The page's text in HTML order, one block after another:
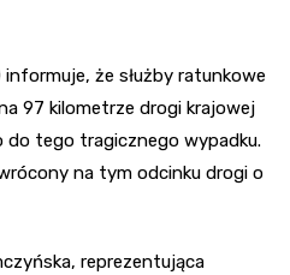
że służby ratunkowe
97 kilometrze drogi krajowej
do tego tragicznego wypadku.
na tym odcinku drogi o
reprezentująca